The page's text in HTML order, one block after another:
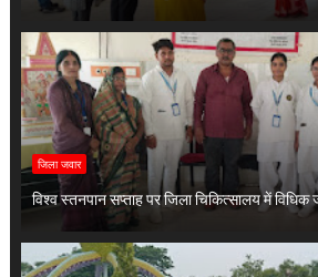
जिला जवार
विश्व स्तनपान सप्ताह पर जिला चिकित्सालय में